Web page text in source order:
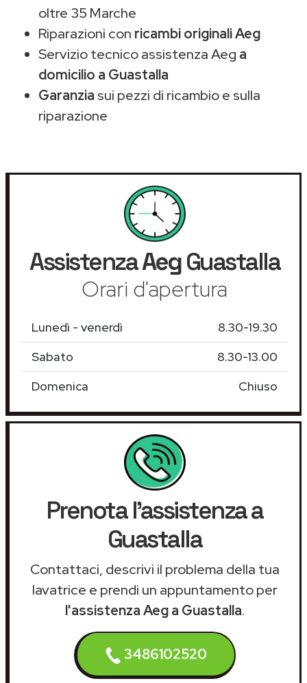
oltre 35 Marche
Riparazioni con ricambi originali Aeg
Servizio tecnico assistenza Aeg a
domicilio a Guastalla
Garanzia sui pezzi di ricambio e sulla
riparazione
AssistenzaAegGuastalla
Orari d'apertura
Lunedì - venerdì
8.30-19.30
Sabato
8.30-13.00
Domenica
Chiuso
Prenota l'assistenza a
Guastalla
Contattaci, descrivi il problema della tua
lavatrice e prendi un appuntamento per
l'assistenza Aeg a Guastalla.
3486102520